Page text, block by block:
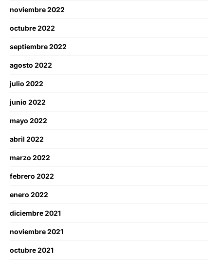
noviembre 2022
octubre 2022
septiembre 2022
agosto 2022
julio 2022
junio 2022
mayo 2022
abril 2022
marzo 2022
febrero 2022
enero 2022
diciembre 2021
noviembre 2021
octubre 2021